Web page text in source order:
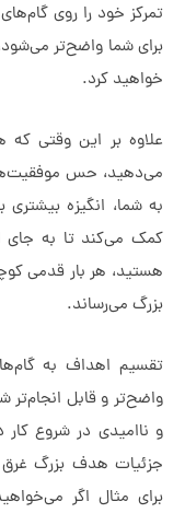
خود را روی گام‌های
واضح‌تر می‌شود، بلکه
کرد.
بر این وقتی که هر گام
حس موفقیت‌های کوچک
انگیزه بیشتری برای
تا به جای اینکه
هر بار قدمی کوچک
اهداف به گام‌های
و قابل انجام‌تر شود،
در شروع کار دور نگه
هدف بزرگ غرق کنید،
اگر می‌خواهید یک